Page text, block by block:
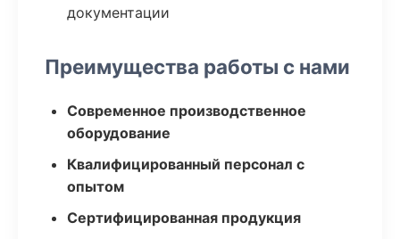
документации
Преимущества работы с нами
Современное производственное
оборудование
Квалифицированный персонал с
опытом
Сертифицированная продукция